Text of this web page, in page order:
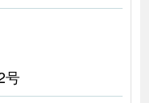
号